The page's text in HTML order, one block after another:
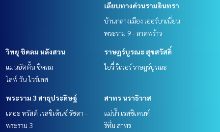
เลียบทางด่วนรามอินทรา
บ้านกลางเมือง เออร์บาเนี่ยน
พระราม 9 - ลาดพร้าว
วิทยุ ชิดลม หลังสวน
แมนฮัตตั้น ชิดลม
ไลฟ์ วัน ไวร์เลส
ราษฎร์บูรณะ สุขสวัสดิ์
ไอวี่ ริเวอร์ ราษฎร์บูรณะ
พระราม 3 สาธุประดิษฐ์
เดอะ ทรัสต์ เรสซิเด้นซ์ รัชดา -
พระราม 3
สาทร นราธิวาส
แม่น้ำ เรสซิเดนท์
ริทึ่ม สาทร